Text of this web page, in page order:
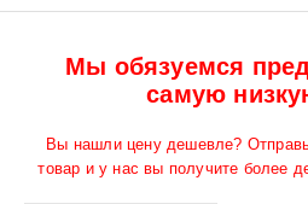
Мы обязуемся
самую
Вы нашли цену дешевле?
товар и у нас вы получите более